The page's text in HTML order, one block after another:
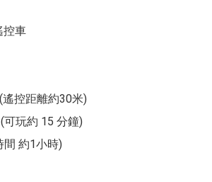
控車
遙控距離約30米)
可玩約 15 分鐘)
間 約1小時)